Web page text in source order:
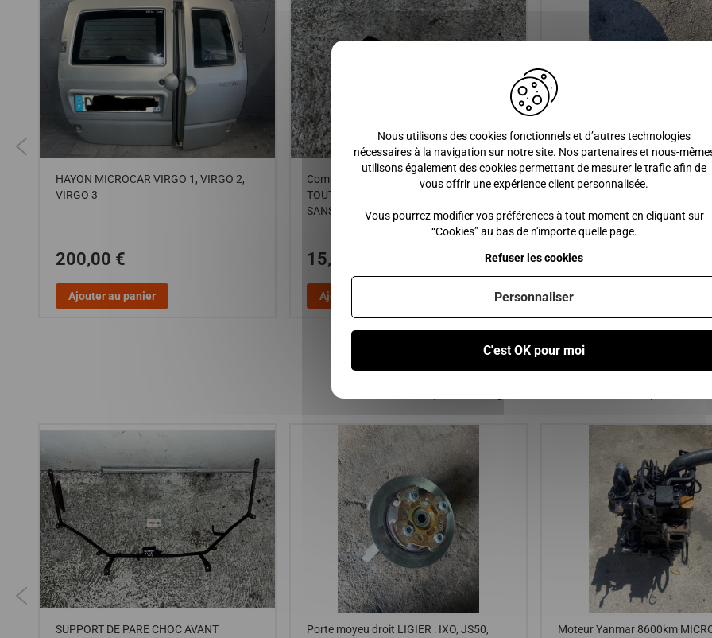
HAYON MICROCAR VIRGO 1, VIRGO 2,
VIRGO 3
200,00 €
Ajouter au panier
Commodo de phare sans anti brouillard /
TOUT LES VEHICULES DE VOITURES
SANS PERMIS
15,00 €
Ajouter au panier
Demarreur lombardini focs 90
TITANE 1-2-3 / LIGIER AMBRA,
MICROCAR LYRA, VIRGO 1
72,00 €
Ajouter au panier
SUPPORT DE PARE CHOC AVANT
Porte moyeu droit LIGIER : IXO, JS50,
Moteur Yanmar 8600km
Nous utilisons des cookies fonctionnels et d’autres technologies
nécessaires à la navigation sur notre site. Nos partenaires et nous-
utilisons également des cookies permettant de mesurer le trafic afin de
vous offrir une expérience client personnalisée.
Vous pourrez modifier vos préférences à tout moment en cliquant sur
“Cookies” au bas de n'importe quelle page.
C'est OK pour moi
Refuser les cookies
Personnaliser